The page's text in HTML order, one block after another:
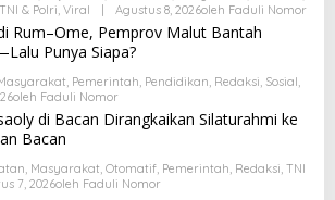
TNI & Polri, Viral Agustus 8, 2026Oleh Faduli Nomor
Rum–Ome, Pemprov Malut Bantah
Punya Siapa?
, Pemerintah, Pendidikan, Redaksi, Sosial,
Oleh Faduli Nomor
di Bacan Dirangkaikan Silaturahmi ke
Bacan
, Masyarakat, Otomatif, Pemerintah, Redaksi, TNI
7, 2026Oleh Faduli Nomor